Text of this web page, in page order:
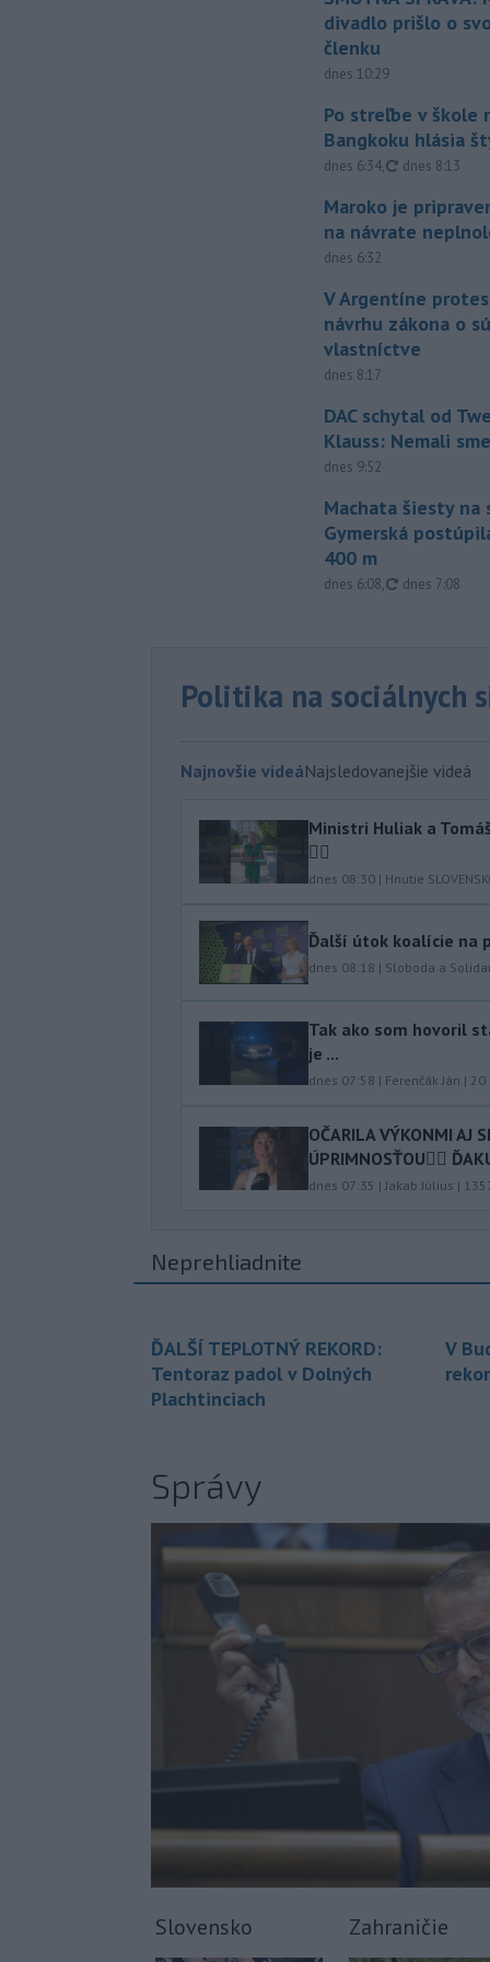
divadlo prišlo o
členku
dnes 10:29
Po streľbe v škole
Bangkoku hlásia
dnes 6:34, aktualizované
dnes 8:13
Maroko je
na návrate
dnes 6:32
V Argentíne
návrhu zákona o
vlastníctve
dnes 8:17
DAC schytal od
Klauss: Nemali
dnes 9:52
Machata šiesty na
Gymerská
400 m
dnes 6:08, aktualizované
dnes 7:08
Politika na sociálnych
Najnovšie videáNajsledovanejšie videá
Ministri Huliak a
🤦‍♂️
dnes 08:30 | Hnutie
Ďalší útok koalície na
dnes 08:18 | Sloboda a
Tak ako som hovoril
je ...
dnes 07:58 | Ferenčák Ján | 20
OČARILA VÝKONMI AJ
ÚPRIMNOSŤOU👍🏻
dnes 07:35 |Jakab Július |
Neprehliadnite
ĎALŠÍ TEPLOTNÝ REKORD:
Tentoraz padol v Dolných
Plachtinciach
V
Správy
Slovensko Zahraničie